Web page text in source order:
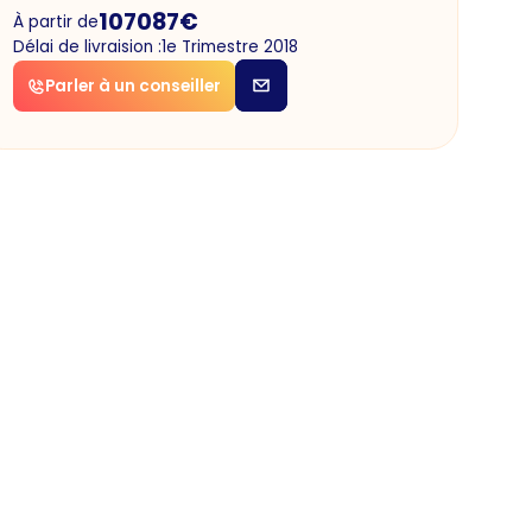
À partir de107087€
Délai de livraision :1e Trimestre 2018
Parler à un conseiller